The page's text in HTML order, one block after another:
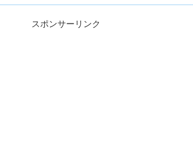
スポンサーリンク